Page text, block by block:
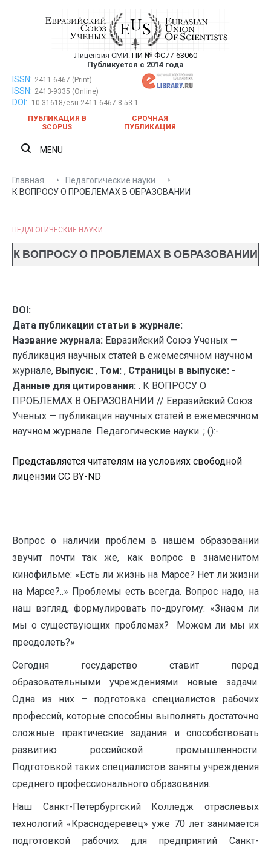
Евразийский Союз Ученых —
публикация научных статей в
ежемесячном научном журнале
Лицензия СМИ: ПИ № ФС77-63060
Публикуется с 2014 года
Евразийский Союз Ученых — публикация научных статей в
ежемесячном научном журнале
ISSN: 2411-6467 (Print)
ISSN: 2413-9335 (Online)
DOI:
10.31618/esu.2411-6467.8.53.1
ПУБЛИКАЦИЯ В
SCOPUS
СРОЧНАЯ
ПУБЛИКАЦИЯ
MENU
Главная
Педагогические науки
К ВОПРОСУ О ПРОБЛЕМАХ В ОБРАЗОВАНИИ
ПЕДАГОГИЧЕСКИЕ НАУКИ
К ВОПРОСУ О ПРОБЛЕМАХ В ОБРАЗОВАНИИ
DOI:
Дата публикации статьи в журнале:
Название журнала: Евразийский Союз Ученых —
публикация научных статей в ежемесячном научном
журнале, Выпуск: , Том: , Страницы в выпуске: -
Данные для цитирования: . К ВОПРОСУ О
ПРОБЛЕМАХ В ОБРАЗОВАНИИ // Евразийский Союз
Ученых — публикация научных статей в ежемесячном
научном журнале. Педагогические науки. ; ():-.
Представляется читателям на условиях свободной
лицензии CC BY-ND
Вопрос о наличии проблем в нашем образовании
звучит почти так же, как вопрос в знаменитом
кинофильме: «Есть ли жизнь на Марсе? Нет ли жизни
на Марсе?..» Проблемы есть всегда. Вопрос надо, на
наш взгляд, формулировать по-другому: «Знаем ли
мы о существующих проблемах? Можем ли мы их
преодолеть?»
Сегодня государство ставит перед
образовательными учреждениями новые задачи.
Одна из них – подготовка специалистов рабочих
профессий, которые способны выполнять достаточно
сложные практические задания и способствовать
развитию российской промышленности.
Подготовкой таких специалистов заняты учреждения
среднего профессионального образования.
Наш Санкт-Петербургский Колледж отраслевых
технологий «Краснодеревец» уже 70 лет занимается
подготовкой рабочих для предприятий Санкт-